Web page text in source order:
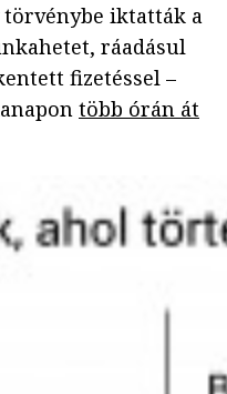
iktatták a
ráadásul
fizetéssel –
több órán át